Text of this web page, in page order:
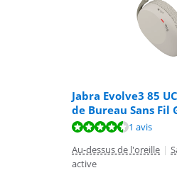
Jabra Evolve3 85
de Bureau Sans Fil
La note est de 9,2 sur 10,
1 avis
Au-dessus de l'oreille |
active